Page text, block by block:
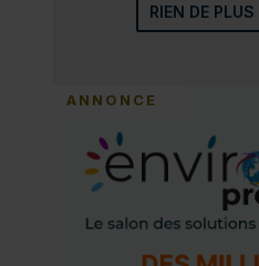
RIEN DE
ANNONCE